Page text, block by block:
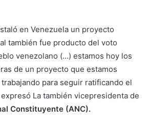
en Venezuela un proyecto
también fue producto del voto
venezolano (…) estamos hoy los
de un proyecto que estamos
para seguir ratificando el
La también vicepresidenta de
Constituyente (ANC).